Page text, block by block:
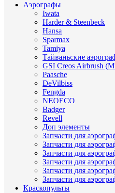
Аэрографы
Iwata
Harder & Steenbeck
Hansa
Sparmax
Tamiya
Тайваньские
GSI Creos Airbrush
Paasche
DeVilbiss
Fengda
NEOECO
Badger
Revell
Доп элементы
Запчасти для
Запчасти для
Запчасти для
Запчасти для
Запчасти для
Запчасти для
Краскопульты